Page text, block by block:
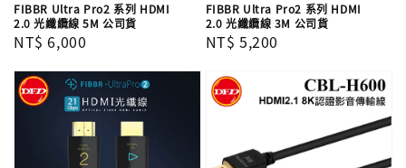
FIBBR Ultra Pro2 系列 HDMI
2.0 光纖纜線 5M 公司貨
Regular
NT$ 6,000
FIBBR Ultra Pro2 系列 HDMI
2.0 光纖纜線 3M 公司貨
Regular
NT$ 5,200